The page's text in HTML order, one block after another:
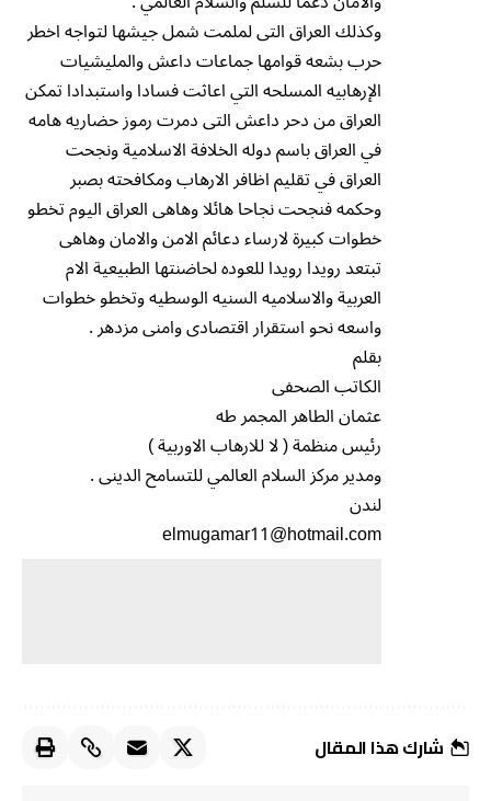
وكذلك العراق التى لملمت شمل جيشها لتواجه اخطر
حرب بشعه قوامها جماعات داعش والمليشيات
الإرهابيه المسلحه التي اعاثت فسادا واستبدادا تمكن
العراق من دحر داعش التى دمرت رموز حضاريه هامه
في العراق باسم دوله الخلافة الاسلامية ونجحت
العراق في تقليم اظافر الارهاب ومكافحته بصبر
وحكمه فنجحت نجاحا هائلا وهاهى العراق اليوم تخطو
خطوات كبيرة لارساء دعائم الامن والامان وهاهى
تبتعد رويدا رويدا للعوده لحاضنتها الطبيعية الام
العربية والاسلاميه السنيه الوسطيه وتخطو خطوات
واسعه نحو استقرار اقتصادى وامنى مزدهر .
بقلم
الكاتب الصحفى
عثمان الطاهر المجمر طه
رئيس منظمة ( لا للارهاب الاوربية )
ومدير مركز السلام العالمي للتسامح الدينى .
لندن
elmugamar11@hotmail.com
شارك هذا المقال